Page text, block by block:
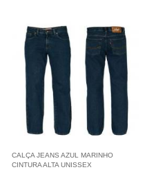
CALÇA JEANS AZUL MARINHO
CINTURA ALTA UNISSEX